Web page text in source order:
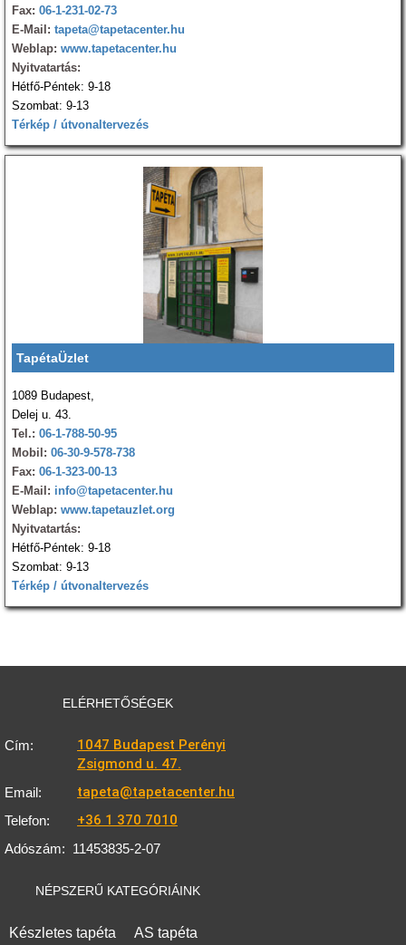
Fax: 06-1-231-02-73
E-Mail: tapeta@tapetacenter.hu
Weblap: www.tapetacenter.hu
Nyitvatartás:
Hétfő-Péntek: 9-18
Szombat: 9-13
Térkép / útvonaltervezés
TapétaÜzlet
1089 Budapest,
Delej u. 43.
Tel.: 06-1-788-50-95
Mobil: 06-30-9-578-738
Fax: 06-1-323-00-13
E-Mail: info@tapetacenter.hu
Weblap: www.tapetauzlet.org
Nyitvatartás:
Hétfő-Péntek: 9-18
Szombat: 9-13
Térkép / útvonaltervezés
ELÉRHETŐSÉGEK
Cím:
1047 Budapest Perényi
Zsigmond u. 47.
Email: tapeta@tapetacenter.hu
Telefon: +36 1 370 7010
Adószám: 11453835-2-07
NÉPSZERŰ KATEGÓRIÁINK
Készletes tapéta AS tapéta